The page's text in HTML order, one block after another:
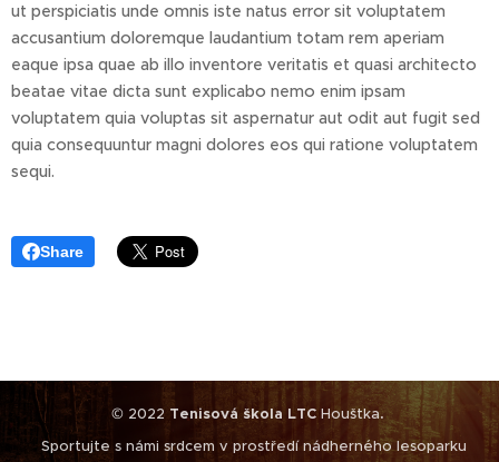
ut perspiciatis unde omnis iste natus error sit voluptatem
accusantium doloremque laudantium totam rem aperiam
eaque ipsa quae ab illo inventore veritatis et quasi architecto
beatae vitae dicta sunt explicabo nemo enim ipsam
voluptatem quia voluptas sit aspernatur aut odit aut fugit sed
quia consequuntur magni dolores eos qui ratione voluptatem
sequi.
Share
© 2022 Tenisová škola LTCHouštka.
Sportujte s námi srdcem v prostředí nádherného lesoparku